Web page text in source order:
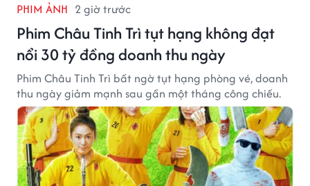
PHIM ẢNH 2 giờ trước
Phim Châu Tinh Trì tụt hạng không đạt
nổi 30 tỷ đồng doanh thu ngày
Phim Châu Tinh Trì bất ngờ tụt hạng phòng vé, doanh
thu ngày giảm mạnh sau gần một tháng công chiếu.